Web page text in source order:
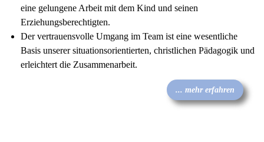
eine gelungene Arbeit mit dem Kind und seinen
Erziehungsberechtigten.
Der vertrauensvolle Umgang im Team ist eine wesentliche
Basis unserer situationsorientierten, christlichen Pädagogik und
erleichtert die Zusammenarbeit.
... mehr erfahren